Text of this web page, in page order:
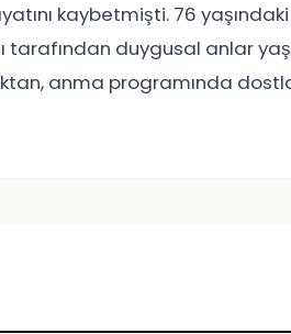
kaybetmişti. 76
tarafından duygusal anlar
anma programında